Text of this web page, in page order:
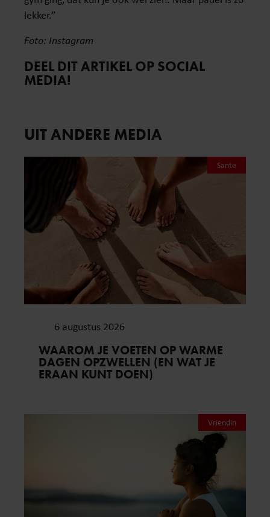
lekker.”
Foto: Instagram
DEEL DIT ARTIKEL OP SOCIAL
MEDIA!
UIT ANDERE MEDIA
Sante
6 augustus 2026
WAAROM JE VOETEN OP WARME
DAGEN OPZWELLEN (EN WAT JE
ERAAN KUNT DOEN)
Vriendin